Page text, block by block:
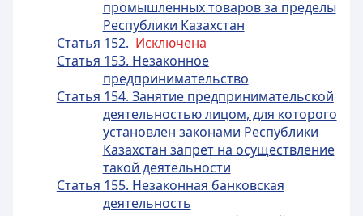
промышленных товаров за пределы
Республики Казахстан
Статья 152. Исключена
Статья 153. Незаконное
предпринимательство
Статья 154. Занятие предпринимательской
деятельностью лицом, для которого
установлен законами Республики
Казахстан запрет на осуществление
такой деятельности
Статья 155. Незаконная банковская
деятельность